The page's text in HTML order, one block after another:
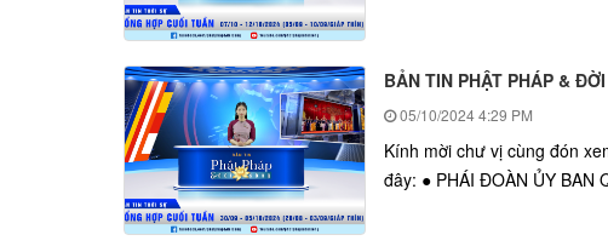
BẢN TIN PHẬT PHÁP &
05/10/20244:29 PM
Kính mời chư vị cùng đón
đây: ● PHÁI ĐOÀN ỦY BAN